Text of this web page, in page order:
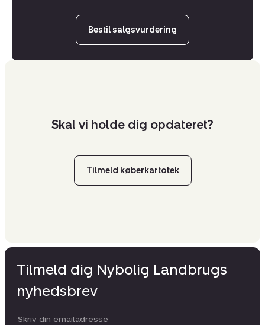
Bestil salgsvurdering
Skal vi holde dig opdateret?
Tilmeld køberkartotek
Tilmeld dig Nybolig Landbrugs
nyhedsbrev
Din email: